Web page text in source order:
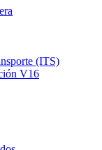
(ITS)
V16